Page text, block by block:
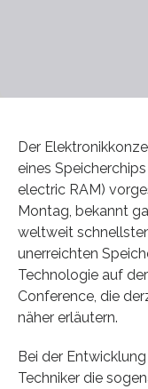
Der
eines
electric RAM)
Montag, bekannt
weltweit
unerreichten
Technologie auf
Conference, die
näher erläutern.
Bei der
Techniker die